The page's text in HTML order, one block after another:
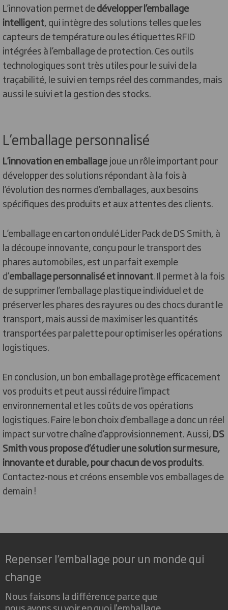
L’innovation permet dedévelopper l’emballage
intelligent, qui intègre des solutions telles que les
capteurs de température ou les étiquettes RFID
intégrées à l’emballage de protection. Ces outils
technologiques sont très utiles pour le suivi de la
traçabilité, le suivi en temps réel des commandes, mais
aussi le suivi et la gestion des stocks.
L’emballage personnalisé
L’innovation en emballagejoue un rôle important pour
développer des solutions répondant à la fois à
l’évolution des normes d’emballages, aux besoins
spécifiques des produits et aux attentes des clients.
L’emballage en carton ondulé Lider Pack de DS Smith, à
la découpe innovante, conçu pour le transport des
phares automobiles, est un parfait exemple
d’emballage personnalisé et innovant. Il permet à la fois
de supprimer l’emballage plastique individuel et de
préserver les phares des rayures ou des chocs durant le
transport, mais aussi de maximiser les quantités
transportées par palette pour optimiser les opérations
logistiques.
En conclusion, un bon emballage protège efficacement
vos produits et peut aussi réduire l’impact
environnemental et les coûts de vos opérations
logistiques. Faire le bon choix d’emballage a donc un réel
impact sur votre chaîne d’approvisionnement. Aussi,DS
Smith vous propose d’étudier une solution sur mesure,
innovante et durable, pour chacun de vos produits.
Contactez-nous et créons ensemble vos emballages de
demain !
Repenser l’emballage pour un monde qui
change
Nous faisons la différence parce que